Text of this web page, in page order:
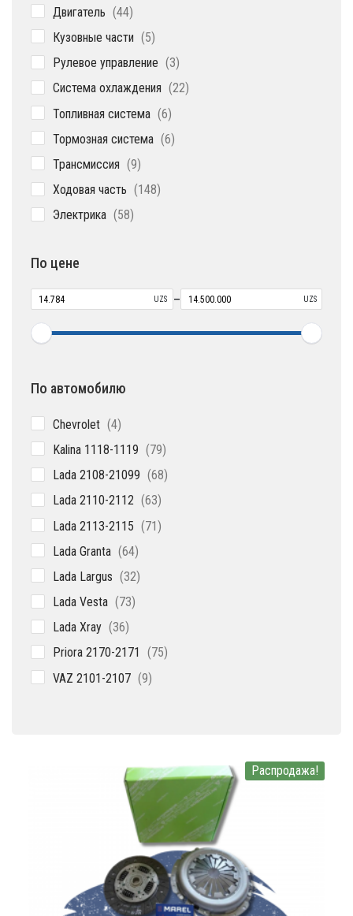
Двигатель 4444
Кузовные части 55
Рулевое управление 33
Система охлаждения 2222
Топливная система 66
Тормозная система 66
Трансмиссия 99
Ходовая часть 148148
Электрика 5858
По цене
UZS – UZS
По автомобилю
Chevrolet 44
Kalina 1118-1119 7979
Lada 2108-21099 6868
Lada 2110-2112 6363
Lada 2113-2115 7171
Lada Granta 6464
Lada Largus 3232
Lada Vesta 7373
Lada Xray 3636
Priora 2170-2171 7575
VAZ 2101-2107 99
Распродажа!